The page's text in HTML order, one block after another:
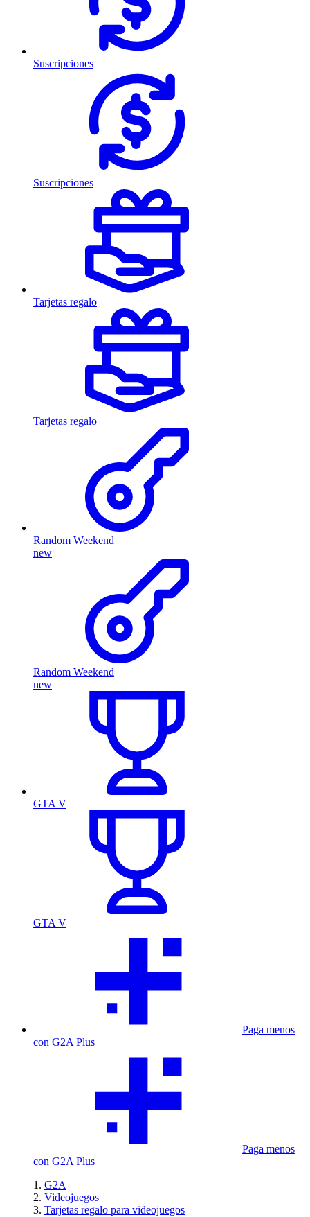
Suscripciones
Suscripciones
Tarjetas regalo
Tarjetas regalo
Random Weekend
new
Random Weekend
new
GTA V
GTA V
Paga menos
con G2A Plus
Paga menos
con G2A Plus
G2A
Videojuegos
Tarjetas regalo para videojuegos